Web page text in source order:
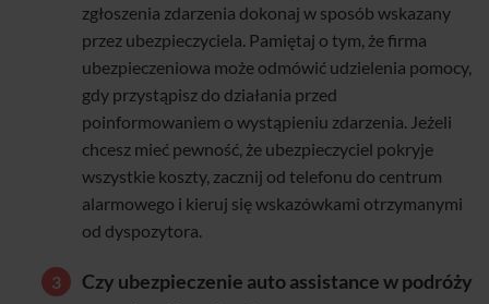
zgłoszenia zdarzenia dokonaj w sposób wskazany
przez ubezpieczyciela. Pamiętaj o tym, że firma
ubezpieczeniowa może odmówić udzielenia pomocy,
gdy przystąpisz do działania przed
poinformowaniem o wystąpieniu zdarzenia. Jeżeli
chcesz mieć pewność, że ubezpieczyciel pokryje
wszystkie koszty, zacznij od telefonu do centrum
alarmowego i kieruj się wskazówkami otrzymanymi
od dyspozytora.
Czy ubezpieczenie auto assistance w podróży